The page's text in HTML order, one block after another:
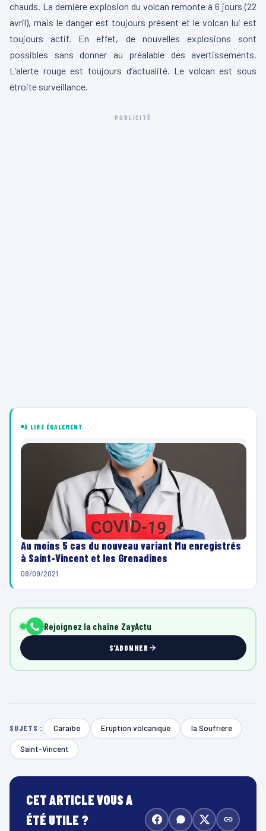
chauds. La dernière explosion du volcan remonte à 6 jours (22
avril), mais le danger est toujours présent et le volcan lui est
toujours actif. En effet, de nouvelles explosions sont
possibles sans donner au préalable des avertissements.
L’alerte rouge est toujours d’actualité. Le volcan est sous
étroite surveillance.
PUBLICITÉ
À LIRE ÉGALEMENT
Au moins 5 cas du nouveau variant Mu enregistrés
à Saint-Vincent et les Grenadines
08/09/2021
Rejoignez la chaîne ZayActu
S'ABONNER
SUJETS : Caraïbe Eruption volcanique la Soufrière
Saint-Vincent
CET ARTICLE VOUS A
ÉTÉ UTILE ?